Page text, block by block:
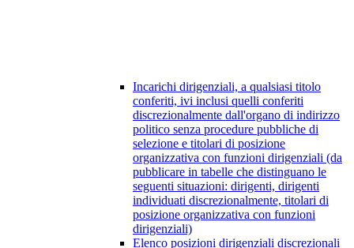
Incarichi dirigenziali, a qualsiasi titolo
conferiti, ivi inclusi quelli conferiti
discrezionalmente dall'organo di indirizzo
politico senza procedure pubbliche di
selezione e titolari di posizione
organizzativa con funzioni dirigenziali (da
pubblicare in tabelle che distinguano le
seguenti situazioni: dirigenti, dirigenti
individuati discrezionalmente, titolari di
posizione organizzativa con funzioni
dirigenziali)
Elenco posizioni dirigenziali discrezionali